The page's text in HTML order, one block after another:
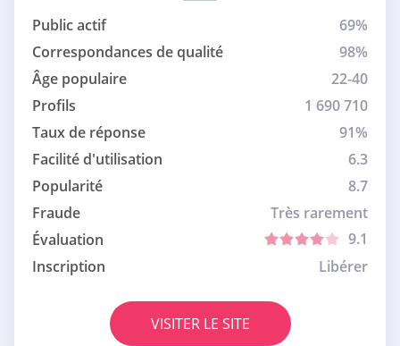
Public actif
69%
Correspondances de qualité
98%
Âge populaire
22-40
Profils
1 690 710
Taux de réponse
91%
Facilité d'utilisation
6.3
Popularité
8.7
Fraude
Très rarement
Évaluation
9.1
Inscription
Libérer
VISITER LE SITE